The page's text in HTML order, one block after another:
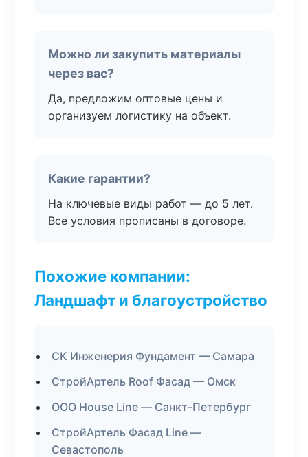
Можно ли закупить материалы
через вас?
Да, предложим оптовые цены и
организуем логистику на объект.
Какие гарантии?
На ключевые виды работ — до 5 лет.
Все условия прописаны в договоре.
Похожие компании:
Ландшафт и благоустройство
СК Инженерия Фундамент — Самара
СтройАртель Roof Фасад — Омск
ООО House Line — Санкт-Петербург
СтройАртель Фасад Line —
Севастополь